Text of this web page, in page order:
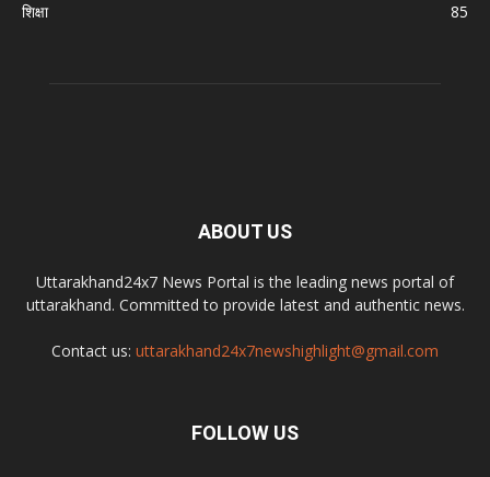
शिक्षा
85
ABOUT US
Uttarakhand24x7 News Portal is the leading news portal of
uttarakhand. Committed to provide latest and authentic news.
Contact us: uttarakhand24x7newshighlight@gmail.com
FOLLOW US